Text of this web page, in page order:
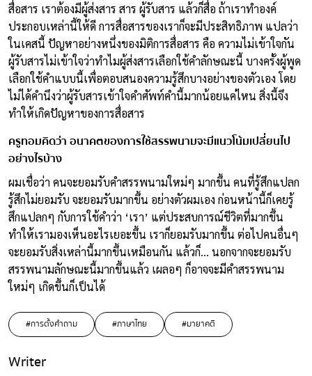
สื่อสาร เราต้องมีผู้ส่งสาร สาร ผู้รับสาร แล้วก็สื่อ ถ้าเราทำองค์
ประกอบเหล่านี้ให้ดี การสื่อสารของเราก็จะมีประสิทธิภาพ แปลว่า
ในเคสนี้ ปัญหาอย่างหนึ่งของมิติการสื่อสาร คือ ความไม่เข้าใจกัน
ผู้รับสารไม่เข้าใจว่าทำไมผู้ส่งสารเลือกใช้คำลักษณะนี้ บางครั้งผู้พูด
เลือกใช้คำแบบนี้เพื่อตอบสนองความรู้สึกบางอย่างของตัวเอง โดย
ไม่ได้คำนึงว่าผู้รับสารเข้าใจคำศัพท์คำนี้มากน้อยแค่ไหน สิ่งนี้จึง
ทำให้เกิดปัญหาของการสื่อสาร
ครูทอมคิดว่า อนาคตของการใช้สรรพนามจะมีแนวโน้มเปลี่ยนไป
อย่างไรบ้าง
ผมเชื่อว่า คนจะยอมรับคำสรรพนามใหม่ๆ มากขึ้น คนที่รู้สึกแปลก
รู้สึกไม่ยอมรับ จะยอมรับมากขึ้น อย่างตัวผมเอง ก่อนหน้านี้ก็เคยรู้
สึกแปลกๆ กับการใช้คำว่า ‘เรา’ แต่ประสบการณ์ชีวิตที่มากขึ้น
ทำให้เรามองเห็นอะไรเยอะขึ้น เราก็ยอมรับมากขึ้น ต่อไปคนอื่นๆ
จะยอมรับสิ่งเหล่านี้มากขึ้นเหมือนกัน แล้วก็… นอกจากจะยอมรับ
สรรพนามลักษณะนี้มากขึ้นแล้ว เผลอๆ ก็อาจจะมีคำสรรพนาม
ใหม่ๆ เกิดขึ้นก็เป็นได้
#การตั้งคำถาม #ภาษาไทย #มายาคติ
Writer